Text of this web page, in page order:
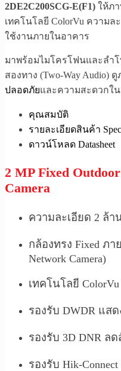
2DE2C200SCG-E(F1) ให้ภ
เทคโนโลยี ColorVu ความล
ใช้งานภายในอาคาร
มาพร้อมไมโครโฟนและลำ
สองทาง (Two-Way Audio)
ปลอดภัยและความสะดวกใน
คุณสมบัติ
รายละเอียดสินค้า Spec
ดาวน์โหลด Datasheet
2 MP Fixed
Camera
ความละเอียด 2 ล้า
กล้องทรง Fixed ภา
Network Camera)
เทคโนโลยี
รองรับ DWDR แส
รองรับ 3D DNR
รองรับ Hik-